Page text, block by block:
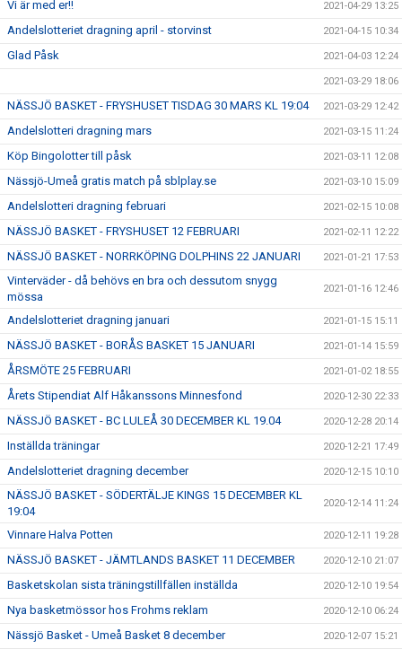
Vi är med er!! 2021-04-29 13:25
Andelslotteriet dragning april - storvinst 2021-04-15 10:34
Glad Påsk 2021-04-03 12:24
2021-03-29 18:06
NÄSSJÖ BASKET - FRYSHUSET TISDAG 30 MARS KL 19:04 2021-03-29 12:42
Andelslotteri dragning mars 2021-03-15 11:24
Köp Bingolotter till påsk 2021-03-11 12:08
Nässjö-Umeå gratis match på sblplay.se 2021-03-10 15:09
Andelslotteri dragning februari 2021-02-15 10:08
NÄSSJÖ BASKET - FRYSHUSET 12 FEBRUARI 2021-02-11 12:22
NÄSSJÖ BASKET - NORRKÖPING DOLPHINS 22 JANUARI 2021-01-21 17:53
Vinterväder - då behövs en bra och dessutom snygg
mössa
2021-01-16 12:46
Andelslotteriet dragning januari 2021-01-15 15:11
NÄSSJÖ BASKET - BORÅS BASKET 15 JANUARI 2021-01-14 15:59
ÅRSMÖTE 25 FEBRUARI 2021-01-02 18:55
Årets Stipendiat Alf Håkanssons Minnesfond 2020-12-30 22:33
NÄSSJÖ BASKET - BC LULEÅ 30 DECEMBER KL 19.04 2020-12-28 20:14
Inställda träningar 2020-12-21 17:49
Andelslotteriet dragning december 2020-12-15 10:10
NÄSSJÖ BASKET - SÖDERTÄLJE KINGS 15 DECEMBER KL
19:04
2020-12-14 11:24
Vinnare Halva Potten 2020-12-11 19:28
NÄSSJÖ BASKET - JÄMTLANDS BASKET 11 DECEMBER 2020-12-10 21:07
Basketskolan sista träningstillfällen inställda 2020-12-10 19:54
Nya basketmössor hos Frohms reklam 2020-12-10 06:24
Nässjö Basket - Umeå Basket 8 december 2020-12-07 15:21